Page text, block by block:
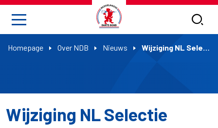
Homepage Over NDB Nieuws Wijziging NL Selectie
Wijziging NL Selectie